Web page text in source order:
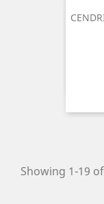
Showing 1-19